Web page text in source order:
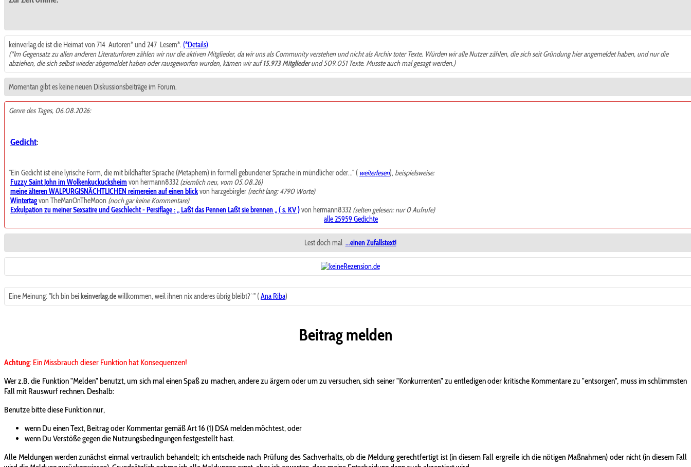
keinverlag.de ist die Heimat von 714 Autoren* und 247 Lesern*. (*Details)
(*Im Gegensatz zu allen anderen Literaturforen zählen wir nur die aktiven Mitglieder, da wir uns als Community verstehen und nicht als Archiv toter Texte. Würden wir alle Nutzer zählen, die sich seit Gründung hier angemeldet haben, und nur die
abziehen, die sich selbst wieder abgemeldet haben oder rausgeworfen wurden, kämen wir auf15.973 Mitgliederund 509.051 Texte. Musste auch mal gesagt werden.)
Momentan gibt es keine neuen Diskussionsbeiträge im Forum.
Genre des Tages, 06.08.2026:
Gedicht:
"Ein Gedicht ist eine lyrische Form, die mit bildhafter Sprache (Metaphern) in formell gebundener Sprache in mündlicher oder..." ( weiterlesen),beispielsweise:
Fuzzy Saint John im Wolkenkuckucksheim von hermann8332 (ziemlich neu, vom 05.08.26)
meine älteren WALPURGISNÄCHTLICHEN reimereien auf einen blickvon harzgebirgler (recht lang: 4790 Worte)
Wintertagvon TheManOnTheMoon (noch gar keine Kommentare)
Exkulpation zu meiner Sexsatire und Geschlecht - Persiflage : „ Laßt das Pennen Laßt sie brennen „ ( s. KV )von hermann8332 (selten gelesen: nur 0 Aufrufe)
alle 25959 Gedichte
Lest doch mal ...einen Zufallstext!
Eine Meinung: "Ich bin bei keinverlag.dewillkommen, weil ihnen nix anderes übrig bleibt?`" (Ana Riba)
Beitrag melden
Achtung: Ein Missbrauch dieser Funktion hat Konsequenzen!
Wer z.B. die Funktion "Melden" benutzt, um sich mal einen Spaß zu machen, andere zu ärgern oder um zu versuchen, sich seiner "Konkurrenten" zu entledigen oder kritische Kommentare zu "entsorgen", muss im schlimmsten
Fall mit Rauswurf rechnen. Deshalb:
Benutze bitte diese Funktion nur,
wenn Du einen Text, Beitrag oder Kommentar gemäß Art 16 (1) DSA melden möchtest, oder
wenn Du Verstöße gegen die Nutzungsbedingungen festgestellt hast.
Alle Meldungen werden zunächst einmal vertraulich behandelt; ich entscheide nach Prüfung des Sachverhalts, ob die Meldung gerechtfertigt ist (in diesem Fall ergreife ich die nötigen Maßnahmen) oder nicht (in diesem Fall